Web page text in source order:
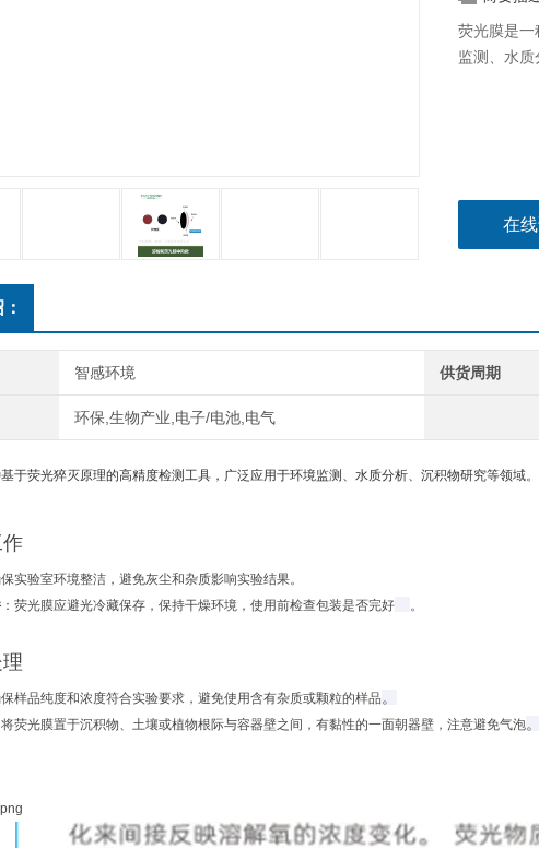
荧光膜是一
监测、水质
在
智感环境 供货周期
环保,生物产业,电子/电池,电气
于荧光猝灭原理的高精度检测工具，广泛应用于环境监测、水质分析、沉积物研究等领域
保实验室环境整洁，避免灰尘和杂质影响实验结果‌。
‌：荧光膜应避光冷藏保存，保持干燥环境，使用前检查包装是否完好‌ 。
保样品纯度和浓度符合实验要求，避免使用含有杂质或颗粒的样品‌ 。
将荧光膜置于沉积物、土壤或植物根际与容器壁之间，有黏性的一面朝器壁，注意避免气泡‌。